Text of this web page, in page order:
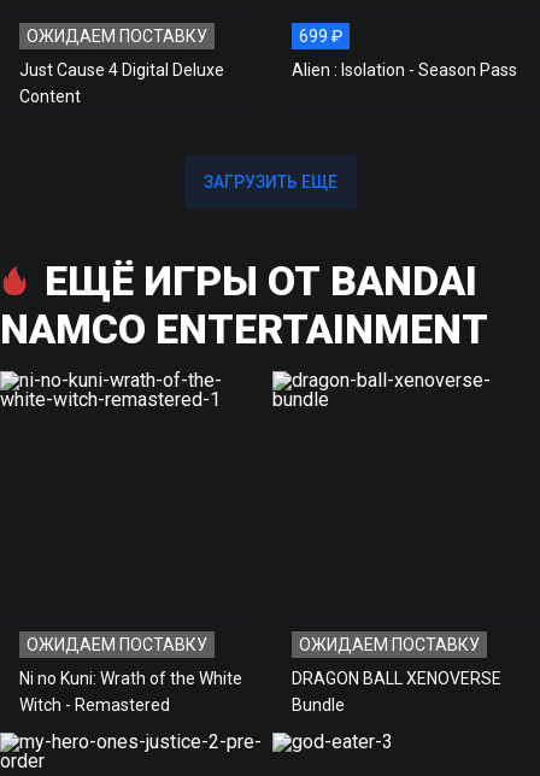
ОЖИДАЕМ ПОСТАВКУ
Just Cause 4 Digital Deluxe
Content
699 ₽
Alien : Isolation - Season Pass
ЗАГРУЗИТЬ ЕЩЕ
ЗАГРУЗИТЬ ЕЩЕ
ЕЩЁ ИГРЫ ОТ BANDAI
NAMCO ENTERTAINMENT
ОЖИДАЕМ ПОСТАВКУ
Ni no Kuni: Wrath of the White
Witch - Remastered
ОЖИДАЕМ ПОСТАВКУ
DRAGON BALL XENOVERSE
Bundle